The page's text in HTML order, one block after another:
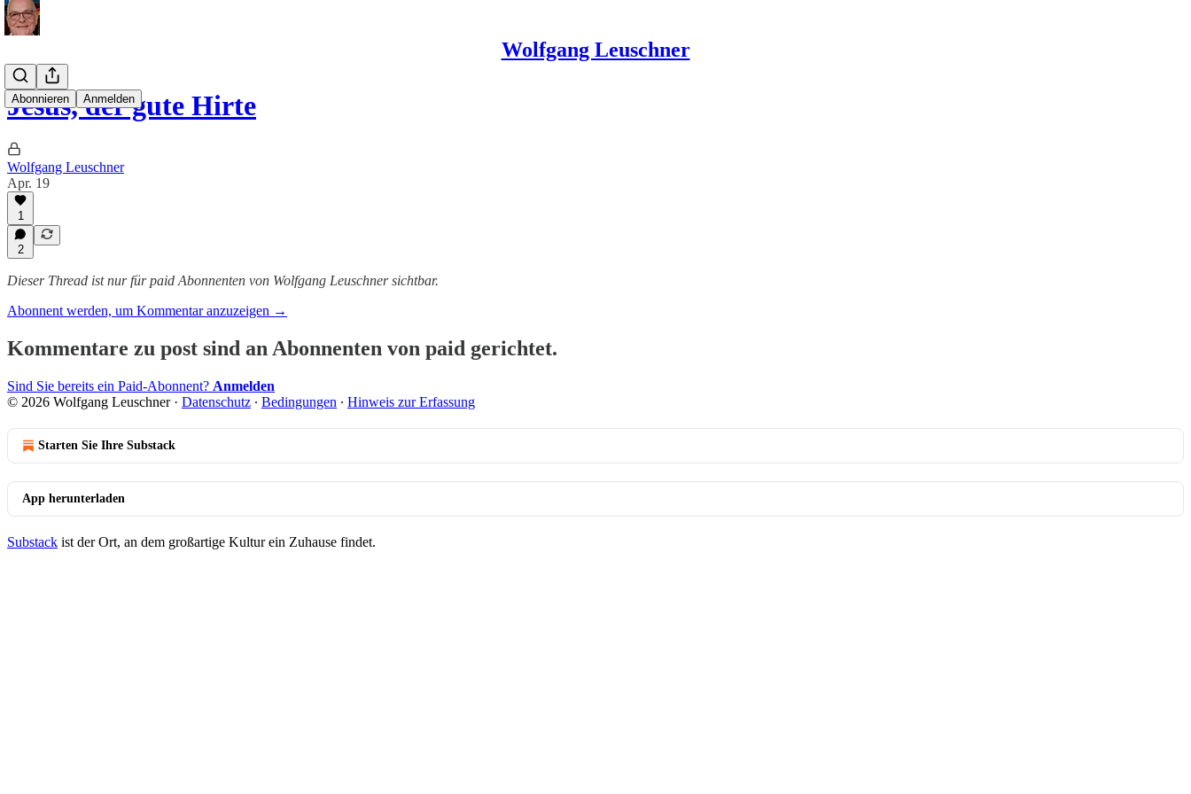
Wolfgang Leuschner
Abonnieren Anmelden
Jesus, der gute Hirte
Wolfgang Leuschner
Apr. 19
1
2
Dieser Thread ist nur für paid Abonnenten von Wolfgang Leuschner sichtbar.
Abonnent werden, um Kommentar anzuzeigen →
Kommentare zu post sind an Abonnenten von paid gerichtet.
Sind Sie bereits ein Paid-Abonnent? Anmelden
© 2026 Wolfgang Leuschner· Datenschutz ∙ Bedingungen ∙ Hinweis zur Erfassung
Starten Sie Ihre Substack
App herunterladen
Substack ist der Ort, an dem großartige Kultur ein Zuhause findet.